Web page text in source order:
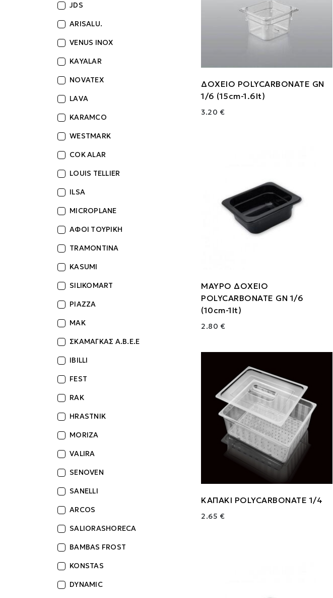
ΔΟΧΕΙΟ POLYCARBONATE GN
1/6 (15cm-1.6lt)
3.20 €
ΜΑΥΡΟ ΔΟΧΕΙΟ
POLYCARBONATE GN 1/6
(10cm-1lt)
2.80 €
ΚΑΠΑΚΙ POLYCARBONATE 1/4
2.65 €
JDS
ARISALU.
VENUS INOX
KAYALAR
NOVATEX
LAVA
KARAMCO
WESTMARK
COK ALAR
LOUIS TELLIER
ILSA
MICROPLANE
ΑΦΟΙ ΤΟΥΡΙΚΗ
TRAMONTINA
KASUMI
SILIKOMART
PIAZZA
MAK
ΣΚΑΜΑΓΚΑΣ Α.Β.Ε.Ε
IBILLI
FEST
RAK
HRASTNIK
MORIZA
VALIRA
SENOVEN
SANELLI
ARCOS
SALIORASHORECA
BAMBAS FROST
KONSTAS
DYNAMIC